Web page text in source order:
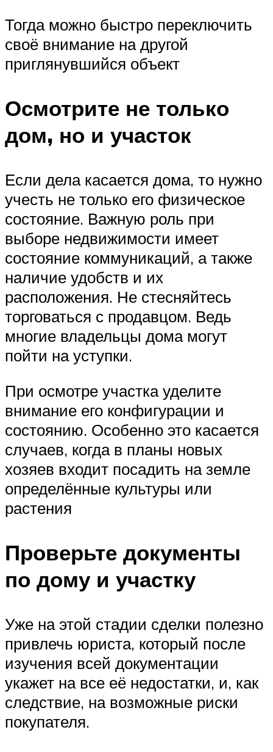
Тогда можно быстро переключить
своё внимание на другой
приглянувшийся объект
Осмотрите не только
дом, но и участок
Если дела касается дома, то нужно
учесть не только его физическое
состояние. Важную роль при
выборе недвижимости имеет
состояние коммуникаций, а также
наличие удобств и их
расположения. Не стесняйтесь
торговаться с продавцом. Ведь
многие владельцы дома могут
пойти на уступки.
При осмотре участка уделите
внимание его конфигурации и
состоянию. Особенно это касается
случаев, когда в планы новых
хозяев входит посадить на земле
определённые культуры или
растения
Проверьте документы
по дому и участку
Уже на этой стадии сделки полезно
привлечь юриста, который после
изучения всей документации
укажет на все её недостатки, и, как
следствие, на возможные риски
покупателя.